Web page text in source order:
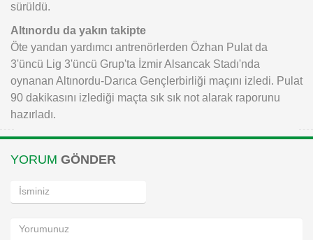
sürüldü.
Altınordu da yakın takipte
Öte yandan yardımcı antrenörlerden Özhan Pulat da
3'üncü Lig 3'üncü Grup'ta İzmir Alsancak Stadı'nda
oynanan Altınordu-Darıca Gençlerbirliği maçını izledi. Pulat
90 dakikasını izlediği maçta sık sık not alarak raporunu
hazırladı.
YORUM GÖNDER